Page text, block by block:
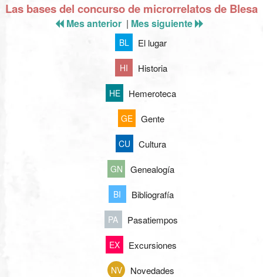
Las bases del concurso de microrrelatos de Blesa
Mes anterior| Mes siguiente
BL El lugar
HI Historia
HE Hemeroteca
GE Gente
CU Cultura
GN Genealogía
BI Bibliografía
PA Pasatiempos
EX Excursiones
NV Novedades